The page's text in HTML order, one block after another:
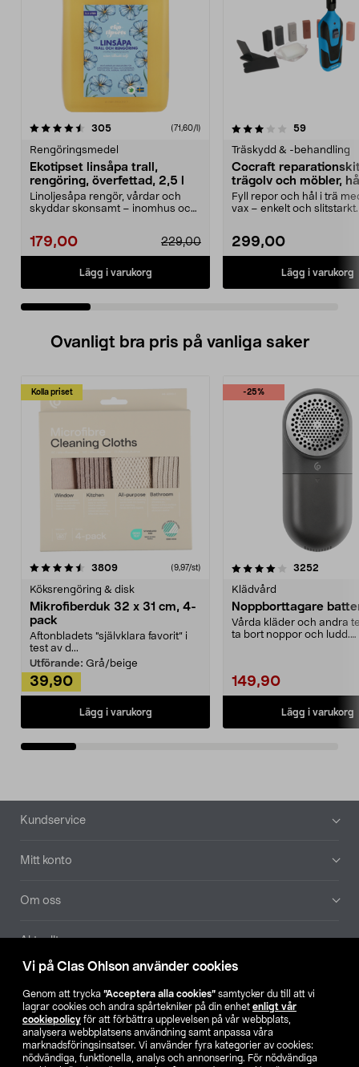
Vi på Clas Ohlson använder cookies
Genom att trycka ”Acceptera alla cookies” samtycker du till att vi
lagrar cookies och andra spårtekniker på din enhet enligt vår
cookiepolicy för att förbättra upplevelsen på vår webbplats,
analysera webbplatsens användning samt anpassa våra
marknadsföringsinsatser. Vi använder fyra kategorier av cookies:
nödvändiga, funktionella, analys och annonsering. För nödvändiga
305recensioner (71,60/l)
Rengöringsmedel
Ekotipset linsåpa trall,
rengöring, överfettad, 2,5 l
Linoljesåpa rengör, vårdar och
skyddar skonsamt – inomhus och
179,00 229,00
Lägg i varukorg
3.0 av 5 stjärnor 59recensioner
Träskydd & -behandling
Cocraft
trägolv och möbler,
Fyll repor och hål i trä
vax – enkelt och
299,00
Lägg i varukorg
5.0 av 5 stjärnor
Ovanligt bra pris på vanliga saker
Kolla priset
3809recensioner (9,97/st)
Köksrengöring & disk
Mikrofiberduk 32 x 31 cm, 4-
pack
Aftonbladets "självklara favorit” i
test av d...
Utförande: Grå/beige
39,90
Lägg i varukorg
-25%
4.0av 5 stjärnor 3252
Klädvård
Noppborttagare
Vårda kläder och andra
ta bort noppor och ludd.
149,90
Lägg i varukorg
4.5av 5 stjärnor
Sidfot
Kundservice
Mitt konto
Om oss
Aktuellt
Hitta butik
SE NO FI